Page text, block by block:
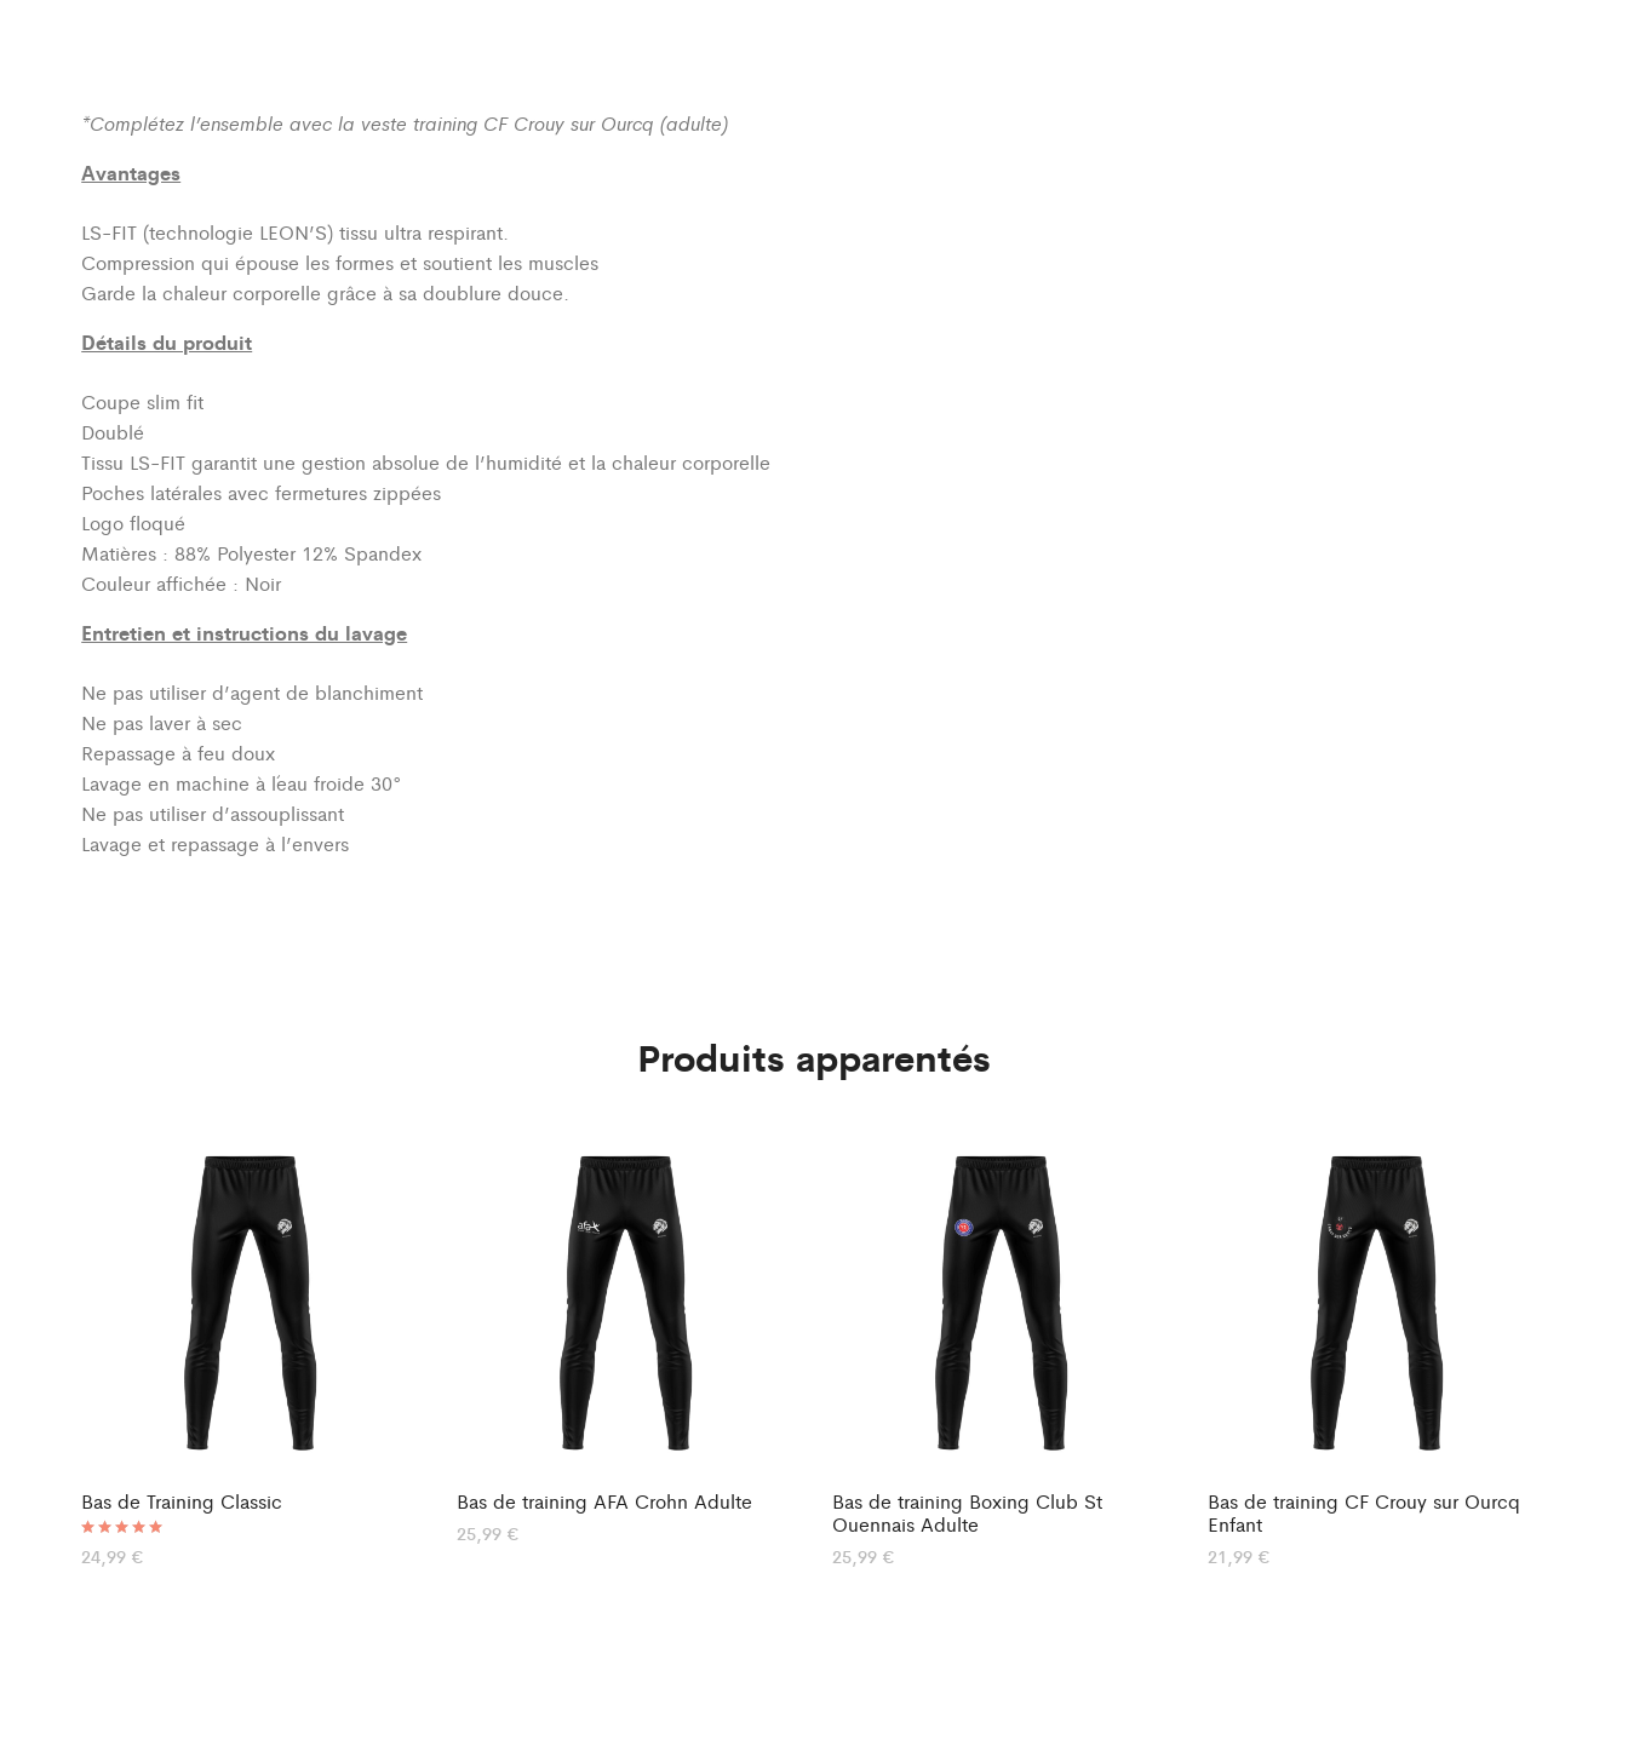
*Complétez l’ensemble avec la veste training CF Crouy sur Ourcq (adulte)
Avantages
LS-FIT (technologie LEON’S)tissu ultra respirant.
Compression qui épouse les formes et soutient les muscles
Garde la chaleur corporelle grâce à sa doublure douce.
Détails du produit
Coupe slim fit
Doublé
Tissu LS-FIT garantit une gestion absolue de l’humidité et la chaleur corporelle
Poches latérales avec fermetures zippées
Logo floqué
Matières : 88% Polyester 12% Spandex
Couleur affichée : Noir
Entretien et instructions du lavage
Ne pas utiliser d’agent de blanchiment
Ne pas laver à sec
Repassage à feu doux
Lavage en machine à l´eau froide 30°
Ne pas utiliser d’assouplissant
Lavage et repassage à l’envers
Produits apparentés
Bas de Training Classic
Note
5.00
24,99 €
Bas de training AFA Crohn Adulte
25,99 €
Bas de training Boxing Club St
Ouennais Adulte
25,99 €
Bas de training CF Crouy sur Ourcq
Enfant
21,99 €